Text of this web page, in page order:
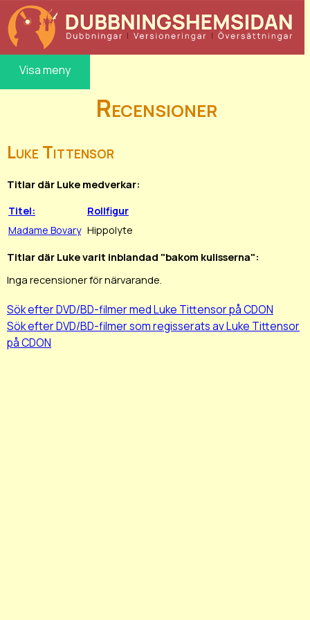
Visa meny
Recensioner
Luke Tittensor
Titlar där Luke medverkar:
Titel:
Rollfigur
Madame Bovary Hippolyte
Titlar där Luke varit inblandad "bakom kulisserna":
Inga recensioner för närvarande.
Sök efter DVD/BD-filmer med Luke Tittensor på CDON
Sök efter DVD/BD-filmer som regisserats av Luke Tittensor
på CDON